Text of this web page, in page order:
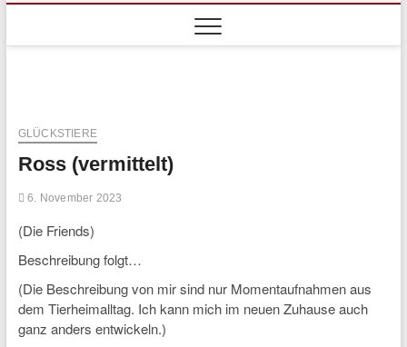
GLÜCKSTIERE
Ross (vermittelt)
6. November 2023
(Die Friends)
Beschreibung folgt…
(Die Beschreibung von mir sind nur Momentaufnahmen aus
dem Tierheimalltag. Ich kann mich im neuen Zuhause auch
ganz anders entwickeln.)